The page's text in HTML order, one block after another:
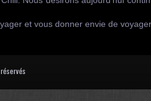
et vous donner envie de